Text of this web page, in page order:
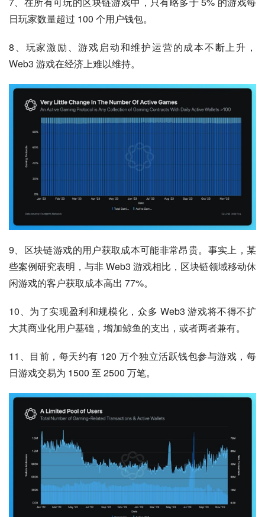
日玩家数量超过 100 个用户钱包。
8、玩家激励、游戏启动和维护运营的成本不断上升，
Web3 游戏在经济上难以维持。
9、区块链游戏的用户获取成本可能非常昂贵。事实上，某
些案例研究表明，与非 Web3 游戏相比，区块链领域移动休
闲游戏的客户获取成本高出 77%。
10、为了实现盈利和规模化，众多 Web3 游戏将不得不扩
大其商业化用户基础，增加鲸鱼的支出，或者两者兼有。
11、目前，每天约有 120 万个独立活跃钱包参与游戏，每
日游戏交易为 1500 至 2500 万笔。